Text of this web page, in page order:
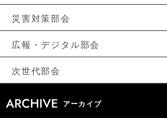
災害対策部会
広報・デジタル部会
次世代部会
アーカイブ